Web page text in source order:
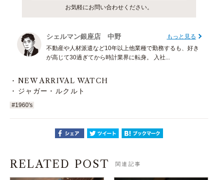
お気軽にお問い合わせください。
シェルマン銀座店 中野
もっと見る
不動産や人材派遣など10年以上他業種で勤務するも、好き
が高じて30過ぎてから時計業界に転身。 入社...
NEW ARRIVAL WATCH
ジャガー・ルクルト
#1960's
RELATED POST 関連記事